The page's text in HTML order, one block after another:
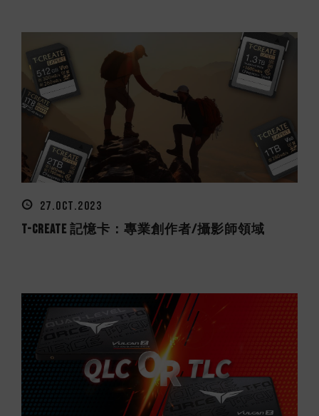
27.OCT.2023
T-CREATE 記憶卡：專業創作者/攝影師領域